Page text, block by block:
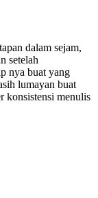
dalam sejam,
setelah
nya buat yang
lumayan buat
konsistensi menulis